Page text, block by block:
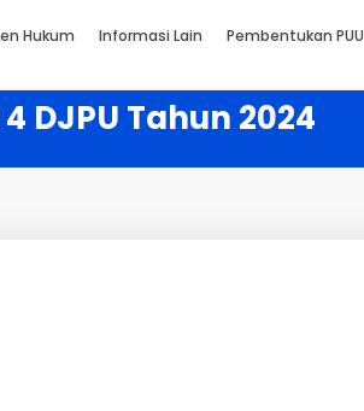
Hukum Informasi Lain Pembentukan PUU
DJPU Tahun 2024